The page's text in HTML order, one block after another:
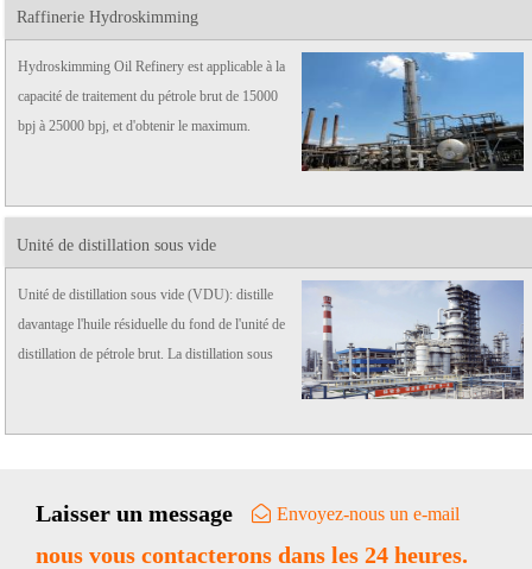
Raffinerie Hydroskimming
Hydroskimming Oil Refinery est applicable à la
capacité de traitement du pétrole brut de 15000
bpj à 25000 bpj, et d'obtenir le maximum.
Unité de distillation sous vide
Unité de distillation sous vide (VDU): distille
davantage l'huile résiduelle du fond de l'unité de
distillation de pétrole brut. La distillation sous
Laisser un message Envoyez-nous un e-mail
nous vous contacterons dans les 24 heures.